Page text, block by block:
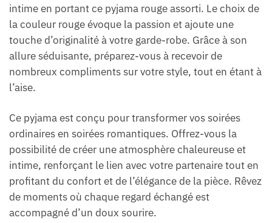
intime en portant ce pyjama rouge assorti. Le choix de
la couleur rouge évoque la passion et ajoute une
touche d’originalité à votre garde-robe. Grâce à son
allure séduisante, préparez-vous à recevoir de
nombreux compliments sur votre style, tout en étant à
l’aise.
Ce pyjama est conçu pour transformer vos soirées
ordinaires en soirées romantiques. Offrez-vous la
possibilité de créer une atmosphère chaleureuse et
intime, renforçant le lien avec votre partenaire tout en
profitant du confort et de l’élégance de la pièce. Rêvez
de moments où chaque regard échangé est
accompagné d’un doux sourire.